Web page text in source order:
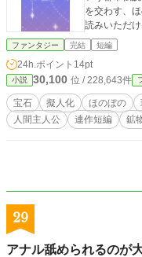
を交わす、
読みいただ
ファンタジー 完結 短編
24h.ポイント 14pt
小説 30,100 位 / 228,643件
宝石 擬人化 ほのぼの
人間主人公
連作短編 鉱
29
アナル舐められるのが